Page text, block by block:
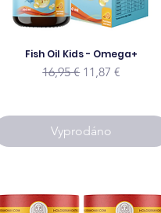
Fish Oil Kids - Omega+
Běžná cena
16,95 € Zvýhodněná
11,87 €
Vyprodáno